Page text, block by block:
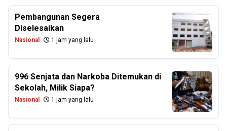
Pembangunan Segera
Diselesaikan
Nasional 1 jam yang lalu
996 Senjata dan Narkoba Ditemukan di
Sekolah, Milik Siapa?
Nasional 1 jam yang lalu